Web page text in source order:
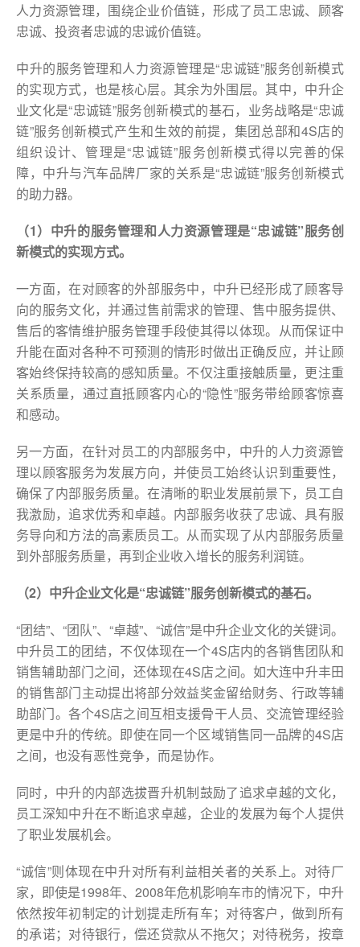
人力资源管理，围绕企业价值链，形成了员工忠诚、顾客
忠诚、投资者忠诚的忠诚价值链。
中升的服务管理和人力资源管理是“忠诚链”服务创新模式
的实现方式，也是核心层。其余为外围层。其中，中升企
业文化是“忠诚链”服务创新模式的基石，业务战略是“忠诚
链”服务创新模式产生和生效的前提，集团总部和4S店的
组织设计、管理是“忠诚链”服务创新模式得以完善的保
障，中升与汽车品牌厂家的关系是“忠诚链”服务创新模式
的助力器。
（1）中升的服务管理和人力资源管理是“忠诚链”服务创
新模式的实现方式。
一方面，在对顾客的外部服务中，中升已经形成了顾客导
向的服务文化，并通过售前需求的管理、售中服务提供、
售后的客情维护服务管理手段使其得以体现。从而保证中
升能在面对各种不可预测的情形时做出正确反应，并让顾
客始终保持较高的感知质量。不仅注重接触质量，更注重
关系质量，通过直抵顾客内心的“隐性”服务带给顾客惊喜
和感动。
另一方面，在针对员工的内部服务中，中升的人力资源管
理以顾客服务为发展方向，并使员工始终认识到重要性，
确保了内部服务质量。在清晰的职业发展前景下，员工自
我激励，追求优秀和卓越。内部服务收获了忠诚、具有服
务导向和方法的高素质员工。从而实现了从内部服务质量
到外部服务质量，再到企业收入增长的服务利润链。
（2）中升企业文化是“忠诚链”服务创新模式的基石。
“团结”、“团队”、“卓越”、“诚信”是中升企业文化的关键词。
中升员工的团结，不仅体现在一个4S店内的各销售团队和
销售辅助部门之间，还体现在4S店之间。如大连中升丰田
的销售部门主动提出将部分效益奖金留给财务、行政等辅
助部门。各个4S店之间互相支援骨干人员、交流管理经验
更是中升的传统。即使在同一个区域销售同一品牌的4S店
之间，也没有恶性竞争，而是协作。
同时，中升的内部选拔晋升机制鼓励了追求卓越的文化，
员工深知中升在不断追求卓越，企业的发展为每个人提供
了职业发展机会。
“诚信”则体现在中升对所有利益相关者的关系上。对待厂
家，即使是1998年、2008年危机影响车市的情况下，中升
依然按年初制定的计划提走所有车；对待客户，做到所有
的承诺；对待银行，偿还贷款从不拖欠；对待税务，按章